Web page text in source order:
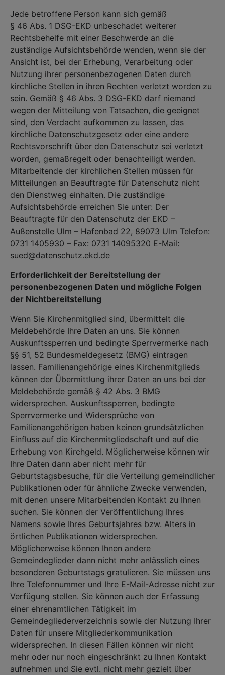
Jede betroffene Person kann sich gemäß
§ 46 Abs. 1 DSG-EKD unbeschadet weiterer
Rechtsbehelfe mit einer Beschwerde an die
zuständige Aufsichtsbehörde wenden, wenn sie der
Ansicht ist, bei der Erhebung, Verarbeitung oder
Nutzung ihrer personenbezogenen Daten durch
kirchliche Stellen in ihren Rechten verletzt worden zu
sein. Gemäß § 46 Abs. 3 DSG-EKD darf niemand
wegen der Mitteilung von Tatsachen, die geeignet
sind, den Verdacht aufkommen zu lassen, das
kirchliche Datenschutzgesetz oder eine andere
Rechtsvorschrift über den Datenschutz sei verletzt
worden, gemaßregelt oder benachteiligt werden.
Mitarbeitende der kirchlichen Stellen müssen für
Mitteilungen an Beauftragte für Datenschutz nicht
den Dienstweg einhalten. Die zuständige
Aufsichtsbehörde erreichen Sie unter: Der
Beauftragte für den Datenschutz der EKD –
Außenstelle Ulm – Hafenbad 22, 89073 Ulm Telefon:
0731 1405930 – Fax: 0731 14095320 E-Mail:
sued@datenschutz.ekd.de
Erforderlichkeit der Bereitstellung der
personenbezogenen Daten und mögliche Folgen
der Nichtbereitstellung
Wenn Sie Kirchenmitglied sind, übermittelt die
Meldebehörde Ihre Daten an uns. Sie können
Auskunftssperren und bedingte Sperrvermerke nach
§§ 51, 52 Bundesmeldegesetz (BMG) eintragen
lassen. Familienangehörige eines Kirchenmitglieds
können der Übermittlung ihrer Daten an uns bei der
Meldebehörde gemäß § 42 Abs. 3 BMG
widersprechen. Auskunftssperren, bedingte
Sperrvermerke und Widersprüche von
Familienangehörigen haben keinen grundsätzlichen
Einfluss auf die Kirchenmitgliedschaft und auf die
Erhebung von Kirchgeld. Möglicherweise können wir
Ihre Daten dann aber nicht mehr für
Geburtstagsbesuche, für die Verteilung gemeindlicher
Publikationen oder für ähnliche Zwecke verwenden,
mit denen unsere Mitarbeitenden Kontakt zu Ihnen
suchen. Sie können der Veröffentlichung Ihres
Namens sowie Ihres Geburtsjahres bzw. Alters in
örtlichen Publikationen widersprechen.
Möglicherweise können Ihnen andere
Gemeindeglieder dann nicht mehr anlässlich eines
besonderen Geburtstags gratulieren. Sie müssen uns
Ihre Telefonnummer und Ihre E-Mail-Adresse nicht zur
Verfügung stellen. Sie können auch der Erfassung
einer ehrenamtlichen Tätigkeit im
Gemeindegliederverzeichnis sowie der Nutzung Ihrer
Daten für unsere Mitgliederkommunikation
widersprechen. In diesen Fällen können wir nicht
mehr oder nur noch eingeschränkt zu Ihnen Kontakt
aufnehmen und Sie evtl. nicht mehr gezielt über